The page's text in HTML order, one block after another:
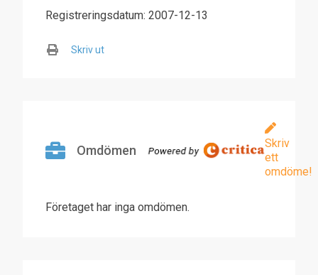
Registreringsdatum: 2007-12-13
Skriv ut
Omdömen
Skriv
ett
omdöme!
Företaget har inga omdömen.